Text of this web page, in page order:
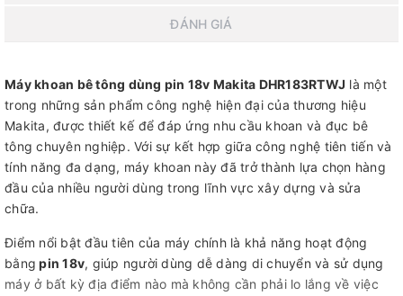
ĐÁNH GIÁ
Máy khoan bê tông dùng pin 18v Makita DHR183RTWJ là một
trong những sản phẩm công nghệ hiện đại của thương hiệu
Makita, được thiết kế để đáp ứng nhu cầu khoan và đục bê
tông chuyên nghiệp. Với sự kết hợp giữa công nghệ tiên tiến và
tính năng đa dạng, máy khoan này đã trở thành lựa chọn hàng
đầu của nhiều người dùng trong lĩnh vực xây dựng và sửa
chữa.
Điểm nổi bật đầu tiên của máy chính là khả năng hoạt động
bằng pin 18v, giúp người dùng dễ dàng di chuyển và sử dụng
máy ở bất kỳ địa điểm nào mà không cần phải lo lắng về việc